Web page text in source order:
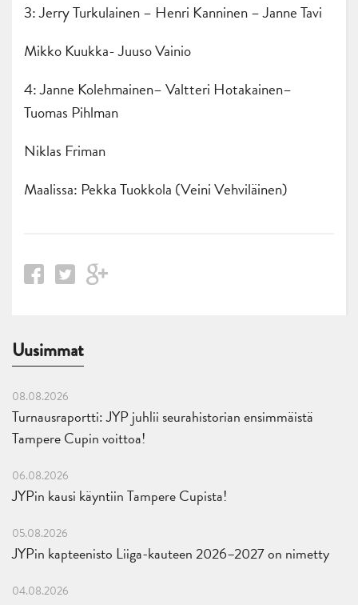
3: Jerry Turkulainen – Henri Kanninen – Janne Tavi
Mikko Kuukka- Juuso Vainio
4: Janne Kolehmainen– Valtteri Hotakainen–
Tuomas Pihlman
Niklas Friman
Maalissa: Pekka Tuokkola (Veini Vehviläinen)
Uusimmat
08.08.2026
Turnausraportti: JYP juhlii seurahistorian ensimmäistä
Tampere Cupin voittoa!
06.08.2026
JYPin kausi käyntiin Tampere Cupista!
05.08.2026
JYPin kapteenisto Liiga-kauteen 2026–2027 on nimetty
04.08.2026